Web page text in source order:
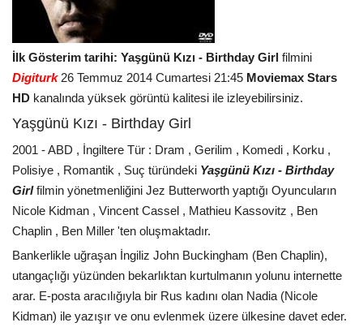
İlk Gösterim tarihi: Yaşgünü Kızı - Birthday Girl filmini
Digiturk26 Temmuz 2014 Cumartesi 21:45 Moviemax Stars
HD kanalında yüksek görüntü kalitesi ile izleyebilirsiniz.
Yaşgünü Kızı - Birthday Girl
2001 - ABD , İngiltere Tür : Dram , Gerilim , Komedi , Korku ,
Polisiye , Romantik , Suç türündeki Yaşgünü Kızı - Birthday
Girlfilmin yönetmenliğini Jez Butterworth yaptığı Oyuncuların
Nicole Kidman , Vincent Cassel , Mathieu Kassovitz , Ben
Chaplin , Ben Miller 'ten oluşmaktadır.
Bankerlikle uğraşan İngiliz John Buckingham (Ben Chaplin),
utangaçlığı yüzünden bekarlıktan kurtulmanın yolunu internette
arar. E-posta aracılığıyla bir Rus kadını olan Nadia (Nicole
Kidman) ile yazışır ve onu evlenmek üzere ülkesine davet eder.